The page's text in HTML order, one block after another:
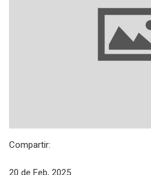
Compartir: